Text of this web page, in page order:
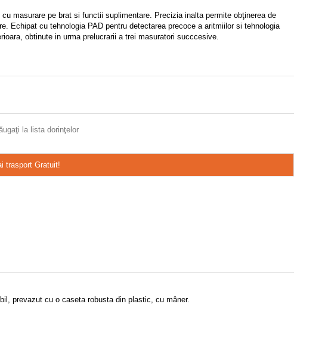
masurare pe brat si functii suplimentare. Precizia inalta permite obţinerea de
Echipat cu tehnologia PAD pentru detectarea precoce a aritmiilor si tehnologia
obtinute in urma prelucrarii a trei masuratori succcesive.
la lista dorinţelor
trasport Gratuit!
prevazut cu o caseta robusta din plastic, cu mâner.